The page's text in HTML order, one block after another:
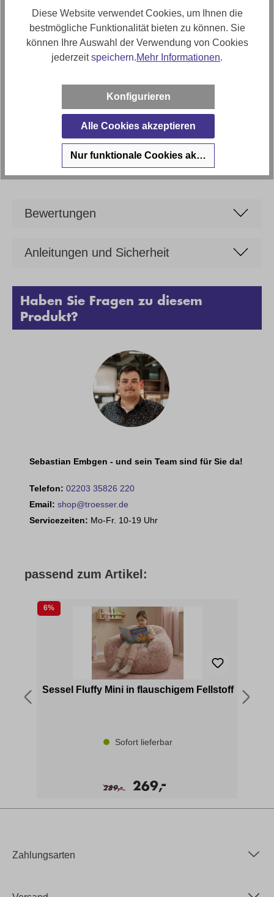
Polstermaterial
Formstabiler Polyätherschaum
Bewertungen
Anleitungen und Sicherheit
Haben Sie Fragen zu diesem
Produkt?
Sebastian Embgen - und sein Team sind für Sie da!
Telefon: 02203 35826 220
Email: shop@troesser.de
Servicezeiten: Mo-Fr. 10-19 Uhr
passend zum Artikel:
6%
Sessel Fluffy Mini in flauschigem Fellstoff
Sofort lieferbar
289,
- 269,
-
Zahlungsarten
Diese Website verwendet Cookies, um Ihnen die
bestmögliche Funktionalität bieten zu können. Sie
können Ihre Auswahl der Verwendung von Cookies
jederzeitspeichern.Mehr Informationen.
Konfigurieren
Alle Cookies akzeptieren
Nur funktionale Cookies akzeptieren